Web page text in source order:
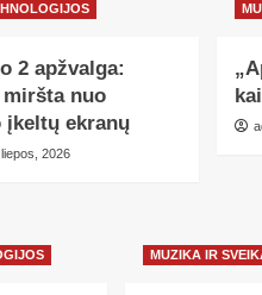
2 apžvalga:
nuo
įkeltų ekranų
2026
MUZIKA IR